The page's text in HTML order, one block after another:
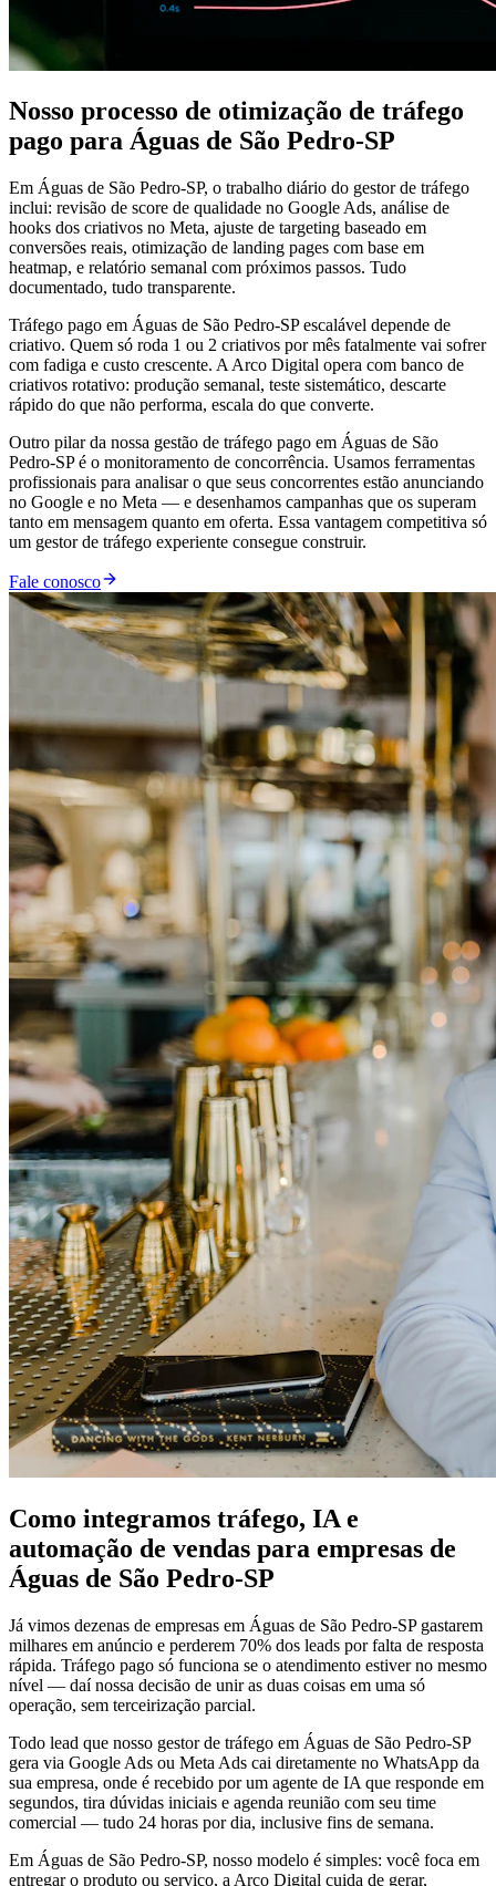
Nosso processo de otimização de tráfego
pago para Águas de São Pedro-SP
Em Águas de São Pedro-SP, o trabalho diário do gestor de tráfego
inclui: revisão de score de qualidade no Google Ads, análise de
hooks dos criativos no Meta, ajuste de targeting baseado em
conversões reais, otimização de landing pages com base em
heatmap, e relatório semanal com próximos passos. Tudo
documentado, tudo transparente.
Tráfego pago em Águas de São Pedro-SP escalável depende de
criativo. Quem só roda 1 ou 2 criativos por mês fatalmente vai sofrer
com fadiga e custo crescente. A Arco Digital opera com banco de
criativos rotativo: produção semanal, teste sistemático, descarte
rápido do que não performa, escala do que converte.
Outro pilar da nossa gestão de tráfego pago em Águas de São
Pedro-SP é o monitoramento de concorrência. Usamos ferramentas
profissionais para analisar o que seus concorrentes estão anunciando
no Google e no Meta — e desenhamos campanhas que os superam
tanto em mensagem quanto em oferta. Essa vantagem competitiva só
um gestor de tráfego experiente consegue construir.
Fale conosco
Como integramos tráfego, IA e
automação de vendas para empresas de
Águas de São Pedro-SP
Já vimos dezenas de empresas em Águas de São Pedro-SP gastarem
milhares em anúncio e perderem 70% dos leads por falta de resposta
rápida. Tráfego pago só funciona se o atendimento estiver no mesmo
nível — daí nossa decisão de unir as duas coisas em uma só
operação, sem terceirização parcial.
Todo lead que nosso gestor de tráfego em Águas de São Pedro-SP
gera via Google Ads ou Meta Ads cai diretamente no WhatsApp da
sua empresa, onde é recebido por um agente de IA que responde em
segundos, tira dúvidas iniciais e agenda reunião com seu time
comercial — tudo 24 horas por dia, inclusive fins de semana.
Em Águas de São Pedro-SP, nosso modelo é simples: você foca em
entregar o produto ou serviço, a Arco Digital cuida de gerar,